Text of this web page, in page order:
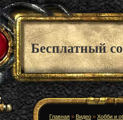
Бесплатный
Главная » Видео » Хобби и